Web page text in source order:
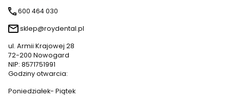
600 464 030
sklep@roydental.pl
ul. Armii Krajowej 28
72-200 Nowogard
NIP: 8571751991
Godziny otwarcia:
Poniedziałek- Piątek